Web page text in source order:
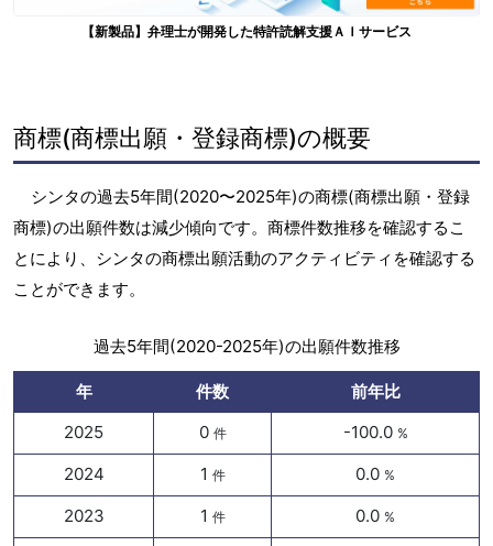
【新製品】弁理士が開発した特許読解支援ＡＩサービス
商標(商標出願・登録商標)の概要
シンタの過去5年間(2020〜2025年)の商標(商標出願・登録
商標)の出願件数は減少傾向です。商標件数推移を確認するこ
とにより、シンタの商標出願活動のアクティビティを確認する
ことができます。
過去5年間(2020-2025年)の出願件数推移
年 件数
前年比
2025
0 件 -100.0 %
2024 1 件 0.0 %
2023 1 件 0.0 %